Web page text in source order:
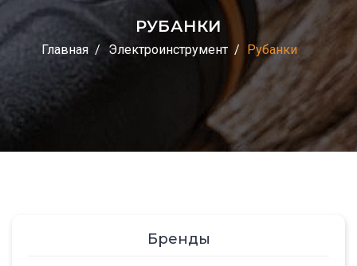
РУБАНКИ
Главная Электроинструмент Рубанки
Бренды